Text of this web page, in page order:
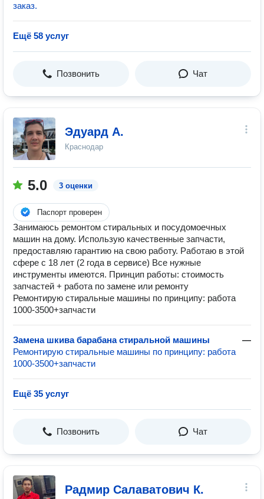
заказ.
Ещё 58 услуг
Позвонить Чат
Эдуард А.
Краснодар
5.0 3 оценки
Паспорт проверен
Занимаюсь ремонтом стиральных и посудомоечных
машин на дому. Использую качественные запчасти,
предоставляю гарантию на свою работу. Работаю в этой
сфере с 18 лет (2 года в сервисе) Все нужные
инструменты имеются. Принцип работы: стоимость
запчастей + работа по замене или ремонту
Ремонтирую стиральные машины по принципу: работа
1000-3500+запчасти
Замена шкива барабана стиральной машины
—
Ремонтирую стиральные машины по принципу: работа
1000-3500+запчасти
Ещё 35 услуг
Позвонить Чат
Радмир Салаватович К.